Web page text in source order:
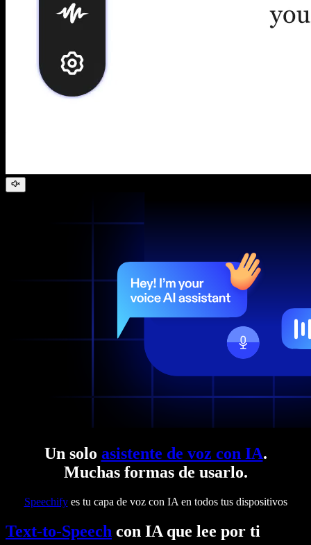
Un solo asistente de voz con IA.
Muchas formas de usarlo.
Speechifyes tu capa de voz con IA en todos tus dispositivos
Text-to-Speech con IA que lee por ti